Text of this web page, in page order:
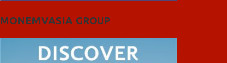
MONEMVASIA GROUP